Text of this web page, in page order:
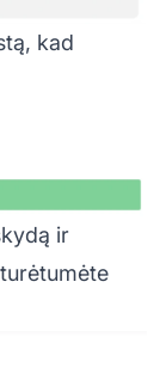
kad
ir